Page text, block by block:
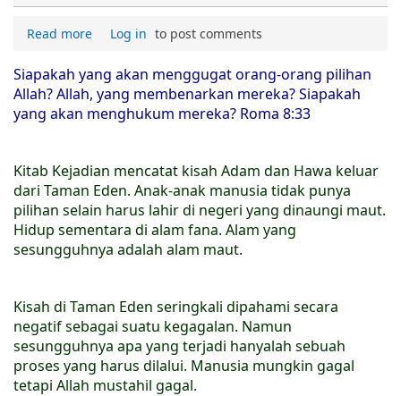
Read more Log in to post comments
Siapakah yang akan menggugat orang-orang pilihan
Allah? Allah, yang membenarkan mereka? Siapakah
yang akan menghukum mereka? Roma 8:33
Kitab Kejadian mencatat kisah Adam dan Hawa keluar
dari Taman Eden. Anak-anak manusia tidak punya
pilihan selain harus lahir di negeri yang dinaungi maut.
Hidup sementara di alam fana. Alam yang
sesungguhnya adalah alam maut.
Kisah di Taman Eden seringkali dipahami secara
negatif sebagai suatu kegagalan. Namun
sesungguhnya apa yang terjadi hanyalah sebuah
proses yang harus dilalui. Manusia mungkin gagal
tetapi Allah mustahil gagal.